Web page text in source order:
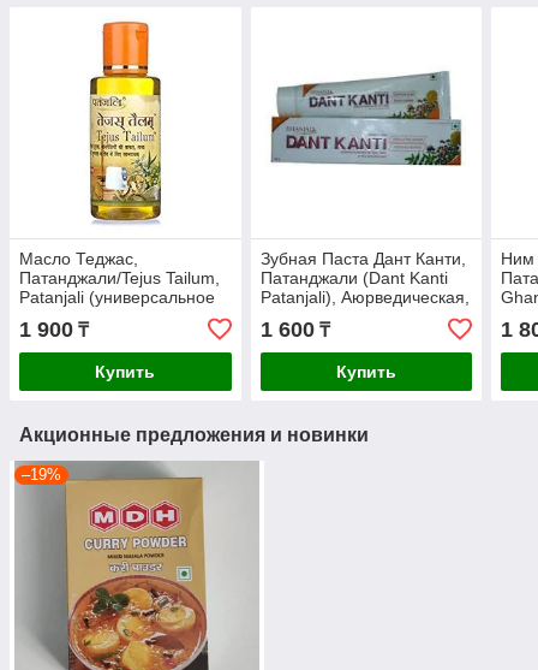
Масло Теджас,
Патанджали/Tejus Tailum,
Patanjali (универсальное
для кожи и волос,
массажное), 100 мл
1 900 ₸
Купить
Зубная Паста Дант Канти,
Патанджали (Dant Kanti
Patanjali), Аюрведическая,
1 600₸
Купить
Ним
1
Акционные предложения и новинки
–19%